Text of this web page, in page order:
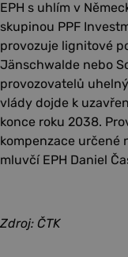
EPH s uhlím v
skupinou PPF
provozuje lignitové
Jänschwalde nebo
provozovatelů
vlády dojde k
konce roku 2038.
kompenzace určené
mluvčí EPH Daniel
Zdroj: ČTK